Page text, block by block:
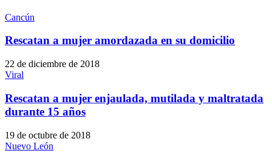
Cancún
Rescatan a mujer amordazada en su domicilio
22 de diciembre de 2018
Viral
Rescatan a mujer enjaulada, mutilada y maltratada
durante 15 años
19 de octubre de 2018
Nuevo León